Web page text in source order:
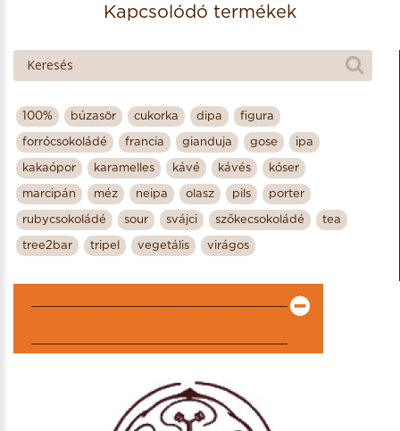
Kapcsolódó termékek
100% búzasör cukorka dipa figura
forrócsokoládé francia gianduja gose ipa
kakaópor karamelles kávé kávés kóser
marcipán méz neipa olasz pils porter
rubycsokoládé sour svájci szőkecsokoládé tea
tree2bar tripel vegetális virágos